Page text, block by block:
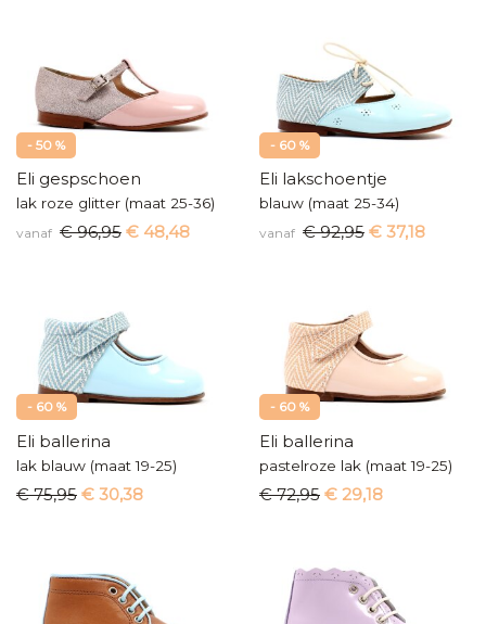
- 50 %
Eli gespschoen
lak roze glitter (maat 25-36)
vanaf € 96,95 € 48,48
- 60 %
Eli lakschoentje
blauw (maat 25-34)
vanaf € 92,95 € 37,18
- 60 %
Eli ballerina
lak blauw (maat 19-25)
€ 75,95 € 30,38
- 60 %
Eli ballerina
pastelroze lak (maat 19-25)
€ 72,95 € 29,18